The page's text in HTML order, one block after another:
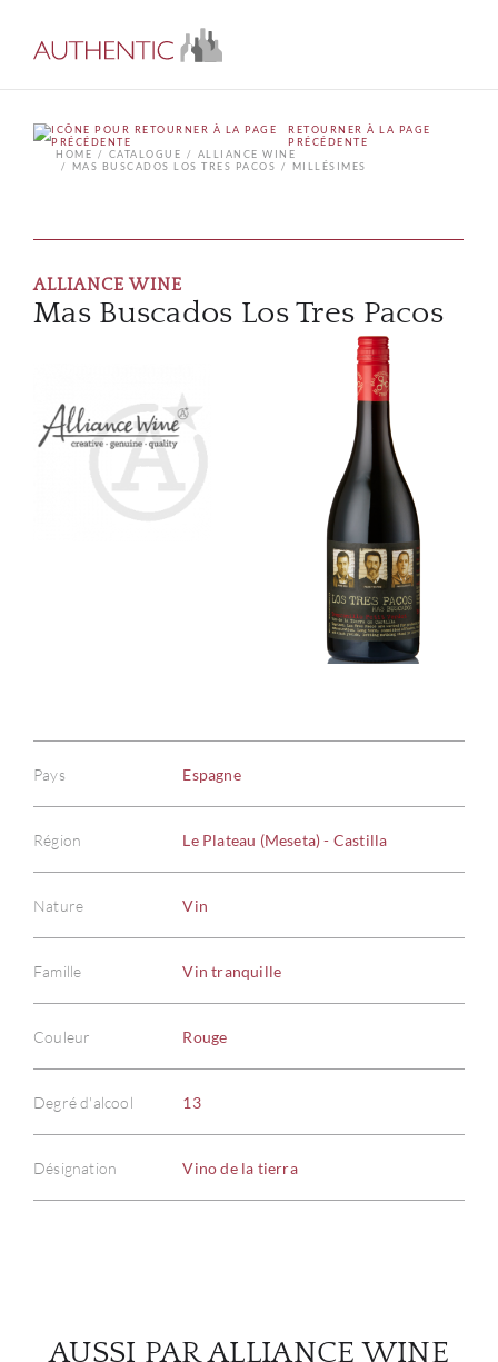
RETOURNER À LA PAGE
PRÉCÉDENTE
HOME
CATALOGUE
ALLIANCE WINE
MAS BUSCADOS LOS TRES PACOS
MILLÉSIMES
ALLIANCE WINE
Mas Buscados Los Tres Pacos
Pays Espagne
Région Le Plateau (Meseta) - Castilla
Nature Vin
Famille Vin tranquille
Couleur Rouge
Degré d'alcool 13
Désignation Vino de la tierra
AUSSI PAR ALLIANCE WINE